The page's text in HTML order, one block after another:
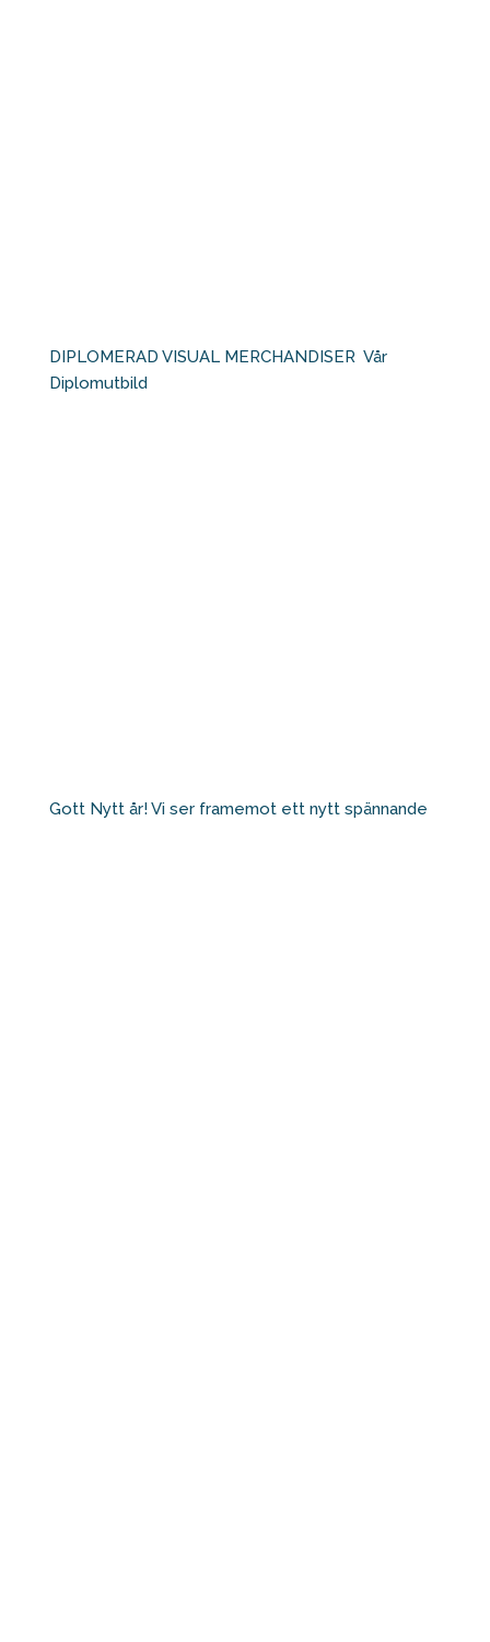
DIPLOMERAD VISUAL MERCHANDISER⁠ ⁠ Vår
Diplomutbild
Gott Nytt år! Vi ser framemot ett nytt spännande